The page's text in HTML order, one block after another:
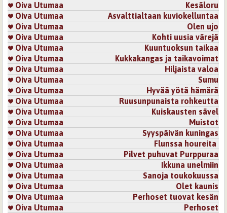
Oiva Utumaa
Kesäloru
Oiva Utumaa
Asvalttialtaan kuviokelluntaa
Oiva Utumaa
Olen ujo
Oiva Utumaa
Kohti uusia värejä
Oiva Utumaa
Kuuntuoksun taikaa
Oiva Utumaa
Kukkakangas ja taikavoimat
Oiva Utumaa
Hiljaista valoa
Oiva Utumaa
Sumu
Oiva Utumaa
Hyvää yötä hämärä
Oiva Utumaa
Ruusunpunaista rohkeutta
Oiva Utumaa
Kuiskausten sävel
Oiva Utumaa
Muistot
Oiva Utumaa
Syyspäivän kuningas
Oiva Utumaa
Flunssa houreita
Oiva Utumaa
Pilvet puhuvat Purppuraa
Oiva Utumaa
Ikkuna unelmiin
Oiva Utumaa
Sanoja toukokuussa
Oiva Utumaa
Olet kaunis
Oiva Utumaa
Perhoset tuovat kesän
Oiva Utumaa
Perhoset